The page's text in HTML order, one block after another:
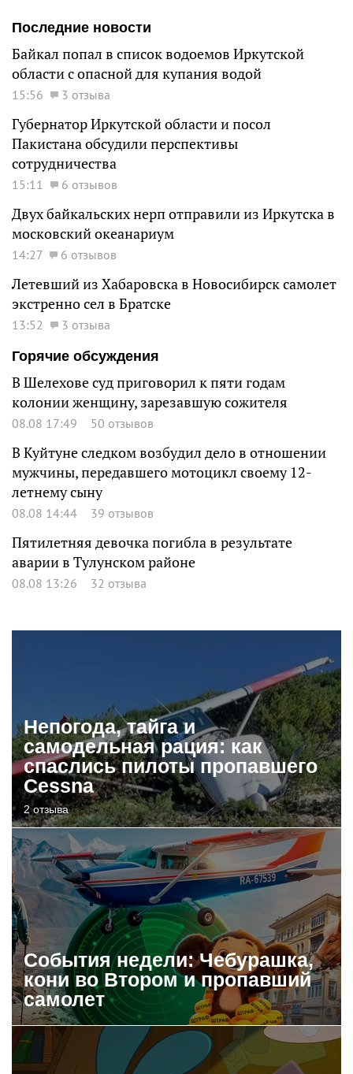
Последние новости
Байкал попал в список водоемов Иркутской
области с опасной для купания водой
15:56 3 отзыва
Губернатор Иркутской области и посол
Пакистана обсудили перспективы
сотрудничества
15:11 6 отзывов
Двух байкальских нерп отправили из Иркутска в
московский океанариум
14:27 6 отзывов
Летевший из Хабаровска в Новосибирск самолет
экстренно сел в Братске
13:52
3 отзыва
Горячие обсуждения
В Шелехове суд приговорил к пяти годам
колонии женщину, зарезавшую сожителя
08.08 17:49 50 отзывов
В Куйтуне следком возбудил дело в отношении
мужчины, передавшего мотоцикл своему 12-
летнему сыну
08.08 14:44 39 отзывов
Пятилетняя девочка погибла в результате
аварии в Тулунском районе
08.08 13:26 32 отзыва
Непогода, тайга и
самодельная рация: как
спаслись пилоты пропавшего
Cessna
2 отзыва
События недели: Чебурашка,
кони во Втором и пропавший
самолет